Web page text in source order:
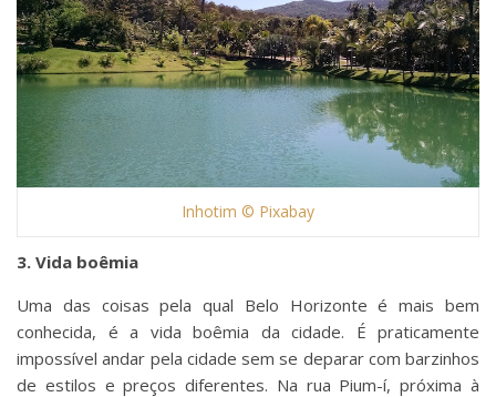
Inhotim © Pixabay
3. Vida boêmia
Uma das coisas pela qual Belo Horizonte é mais bem
conhecida, é a vida boêmia da cidade. É praticamente
impossível andar pela cidade sem se deparar com barzinhos
de estilos e preços diferentes. Na rua Pium-í, próxima à